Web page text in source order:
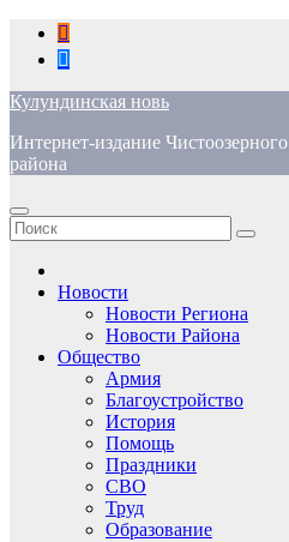
Перейти
содержимому
Кулундинская новь
Интернет-издание Чистоозерного
района
Новости
Новости Региона
Новости Района
Общество
Армия
Благоустройство
История
Помощь
Праздники
СВО
Труд
Образование